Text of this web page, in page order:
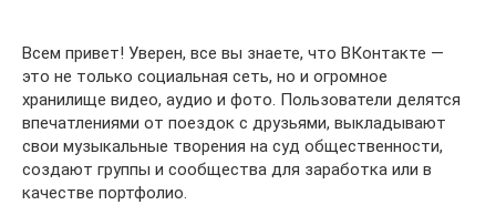
Всем привет! Уверен, все вы знаете, что ВКонтакте —
это не только социальная сеть, но и огромное
хранилище видео, аудио и фото. Пользователи делятся
впечатлениями от поездок с друзьями, выкладывают
свои музыкальные творения на суд общественности,
создают группы и сообщества для заработка или в
качестве портфолио.